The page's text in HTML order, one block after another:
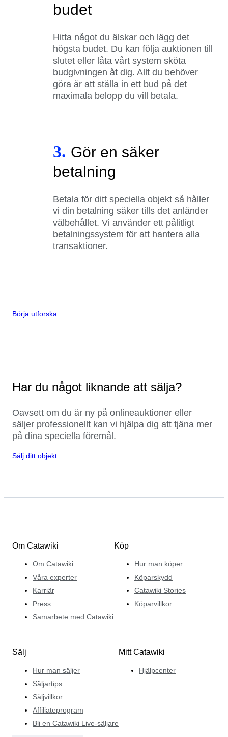
budet
Hitta något du älskar och lägg det
högsta budet. Du kan följa auktionen till
slutet eller låta vårt system sköta
budgivningen åt dig. Allt du behöver
göra är att ställa in ett bud på det
maximala belopp du vill betala.
3. Gör en säker
betalning
Betala för ditt speciella objekt så håller
vi din betalning säker tills det anländer
välbehållet. Vi använder ett pålitligt
betalningssystem för att hantera alla
transaktioner.
Börja utforska
Har du något liknande att sälja?
Oavsett om du är ny på onlineauktioner eller
säljer professionellt kan vi hjälpa dig att tjäna mer
på dina speciella föremål.
Sälj ditt objekt
Om Catawiki
Om Catawiki
Våra experter
Karriär
Press
Samarbete med Catawiki
Köp
Hur man köper
Köparskydd
Catawiki Stories
Köparvillkor
Sälj
Hur man säljer
Säljartips
Säljvillkor
Affiliateprogram
Bli en Catawiki Live-säljare
Mitt Catawiki
Hjälpcenter